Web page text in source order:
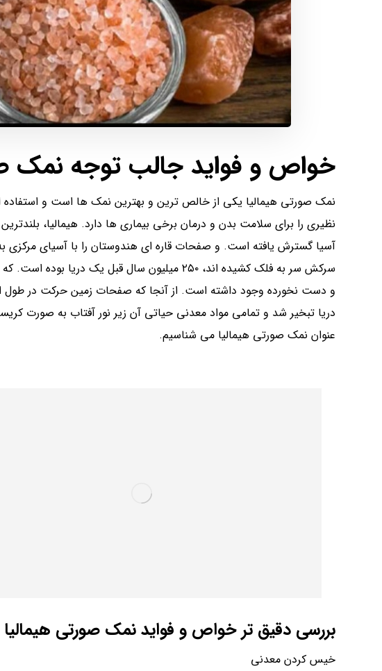
خواص و فواید جالب توجهنمک
نمک صورتی هیمالیا یکی از خالص ترین و بهترین نمک ها است و
آسیا گسترش یافته است. و صفحات قاره ای هندوستان را با آسیای
سرکش سر به فلک کشیده اند، ۲۵۰ میلیون سال قبل یک
و دست نخورده وجود داشته است. از آنجا که صفحات زمین حرکت در طول
دریا تبخیر شد و تمامی مواد معدنی حیاتی آن زیر نور آفتاب به صورت
عنوان نمک صورتی هیمالیا می شناسیم.
بررسی دقیق تر خواص و فواید نمک صورتی هیمالیا
خیس کردن معدنی